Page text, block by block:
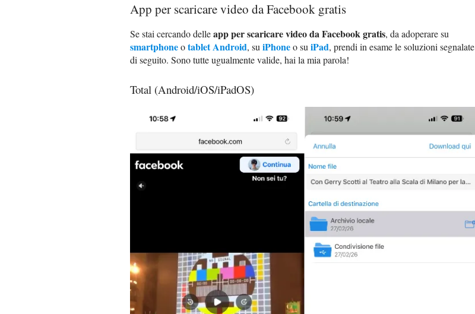
App per scaricare video da Facebook gratis
Se stai cercando delleapp per scaricare video da Facebook gratis, da adoperare su
smartphoneotablet Android, su iPhoneo su iPad, prendi in esame le soluzioni segnalate
di seguito. Sono tutte ugualmente valide, hai la mia parola!
Total (Android/iOS/iPadOS)